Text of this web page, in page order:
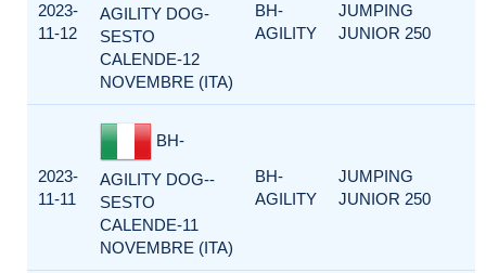
2023-
11-12
AGILITY DOG-
SESTO
CALENDE-12
NOVEMBRE (ITA)
BH-
AGILITY
JUMPING
JUNIOR 250
2023-
11-11
BH-
AGILITY DOG--
SESTO
CALENDE-11
NOVEMBRE (ITA)
BH-
AGILITY
JUMPING
JUNIOR 250